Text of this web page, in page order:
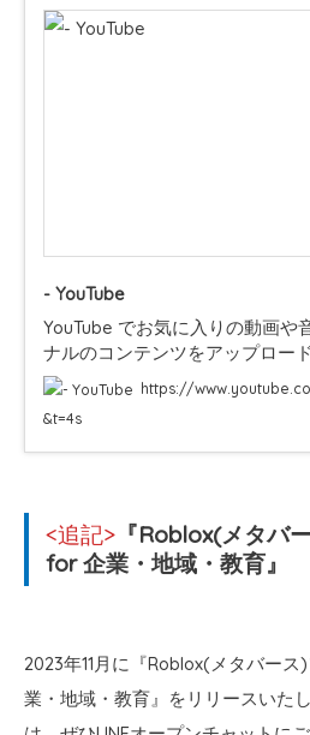
- YouTube
YouTube でお気に入りの動画や
ナルのコンテンツをアップロー
界中の人たちと共有しましょう。
https://
&t=4s
<追記> 『Roblox(メタバ
for 企業・地域・教育』
2023年11月に『Roblox(メタバー
業・地域・教育』をリリースいた